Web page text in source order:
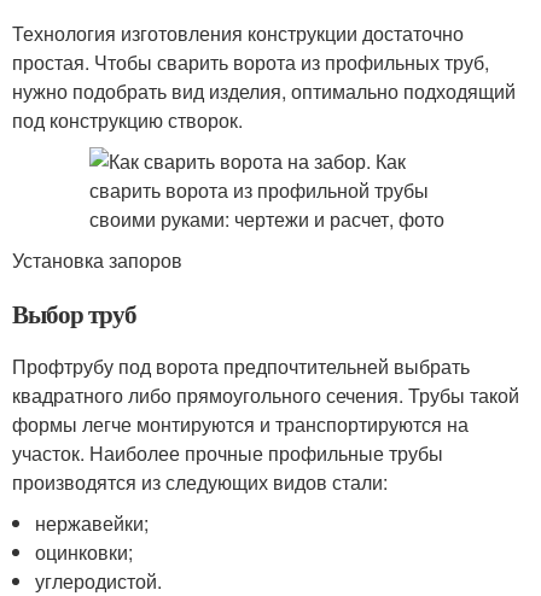
Технология изготовления конструкции достаточно
простая. Чтобы сварить ворота из профильных труб,
нужно подобрать вид изделия, оптимально подходящий
под конструкцию створок.
Установка запоров
Выбор труб
Профтрубу под ворота предпочтительней выбрать
квадратного либо прямоугольного сечения. Трубы такой
формы легче монтируются и транспортируются на
участок. Наиболее прочные профильные трубы
производятся из следующих видов стали:
нержавейки;
оцинковки;
углеродистой.